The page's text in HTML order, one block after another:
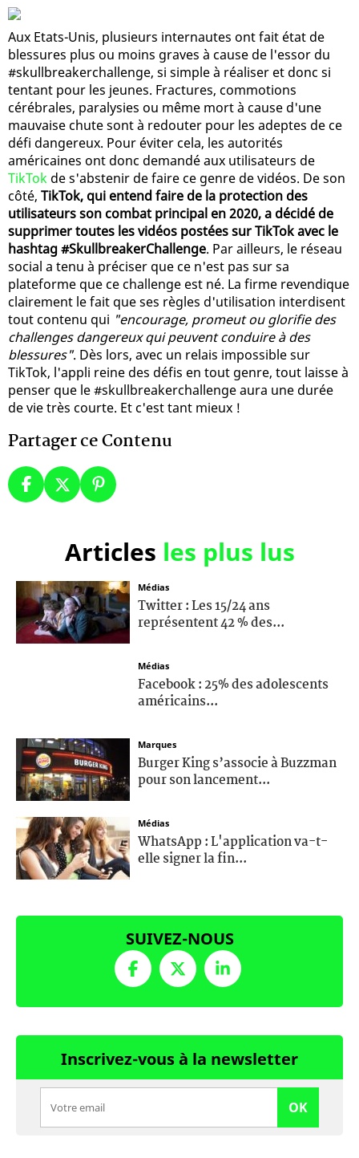
Aux Etats-Unis, plusieurs internautes ont fait état de
blessures plus ou moins graves à cause de l'essor du
#skullbreakerchallenge, si simple à réaliser et donc si
tentant pour les jeunes. Fractures, commotions
cérébrales, paralysies ou même mort à cause d'une
mauvaise chute sont à redouter pour les adeptes de ce
défi dangereux. Pour éviter cela, les autorités
américaines ont donc demandé aux utilisateurs de
TikTok de s'abstenir de faire ce genre de vidéos. De son
côté, TikTok, qui entend faire de la protection des
utilisateurs son combat principal en 2020, a décidé de
supprimer toutes les vidéos postées sur TikTok avec le
hashtag #SkullbreakerChallenge. Par ailleurs, le réseau
social a tenu à préciser que ce n'est pas sur sa
plateforme que ce challenge est né. La firme revendique
clairement le fait que ses règles d'utilisation interdisent
tout contenu qui "encourage, promeut ou glorifie des
challenges dangereux qui peuvent conduire à des
blessures". Dès lors, avec un relais impossible sur
TikTok, l'appli reine des défis en tout genre, tout laisse à
penser que le #skullbreakerchallenge aura une durée
de vie très courte. Et c'est tant mieux !
Partager ce Contenu
Articles les plus lus
Médias
Twitter : Les 15/24 ans
représentent 42 % des...
Médias
Facebook : 25% des adolescents
américains...
Marques
Burger King s’associe à Buzzman
pour son lancement...
Médias
WhatsApp : L'application va-t-
elle signer la fin...
SUIVEZ-NOUS
Inscrivez-vous à la newsletter
OK